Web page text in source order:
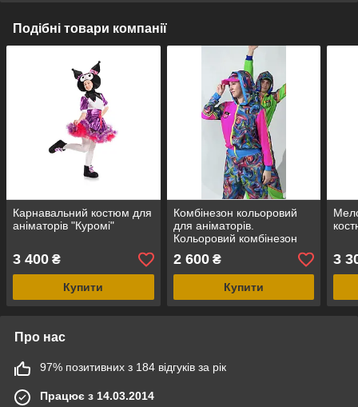
Подібні товари компанії
Карнавальний костюм для
аніматорів "Куромі"
3 400 ₴
Купити
Комбінезон кольоровий
для аніматорів.
Кольоровий комбінезон
для аніматорів
«Барвистий фестиваль»
2 600₴
Купити
3
Про нас
97% позитивних з 184 відгуків за рік
Працює з 14.03.2014